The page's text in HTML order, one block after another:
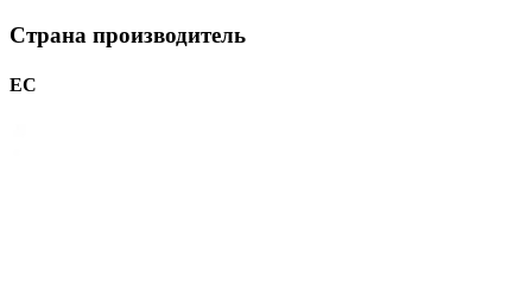
Страна производитель
ЕС